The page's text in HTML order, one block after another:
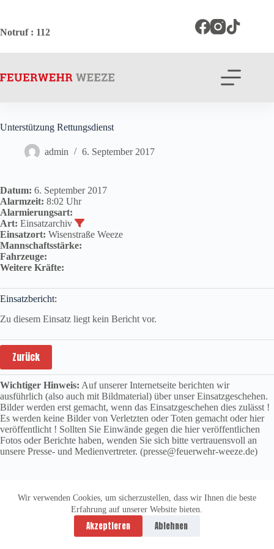
springen
Wir verwenden Cookies, um sicherzustellen, dass wir Ihnen die beste
Erfahrung auf unserer Website bieten.
Akzeptieren Ablehnen
Notruf: 112
Unterstützung Rettungsdienst
admin 6. September 2017
Datum: 6. September 2017
Alarmzeit: 8:02 Uhr
Alarmierungsart:
Art: Einsatzarchiv
Einsatzort: Wisenstraße Weeze
Mannschaftsstärke:
Fahrzeuge:
Weitere Kräfte:
Einsatzbericht:
Zu diesem Einsatz liegt kein Bericht vor.
Zurück
Wichtiger Hinweis: Auf unserer Internetseite berichten wir
ausführlich (also auch mit Bildmaterial) über unser Einsatzgeschehen.
Bilder werden erst gemacht, wenn das Einsatzgeschehen dies zulässt !
Es werden keine Bilder von Verletzten oder Toten gemacht oder hier
veröffentlicht ! Sollten Sie Einwände gegen die hier veröffentlichen
Fotos oder Berichte haben, wenden Sie sich bitte vertrauensvoll an
unsere Presse- und Medienvertreter. (presse@feuerwehr-weeze.de)
Datenschutzerklärung
Impressum
Copyright © 2026 -
vitolution